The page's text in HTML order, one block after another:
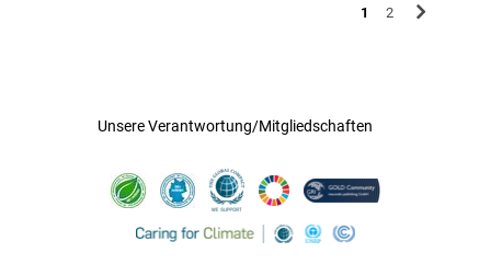
1 2
Unsere Verantwortung/Mitgliedschaften